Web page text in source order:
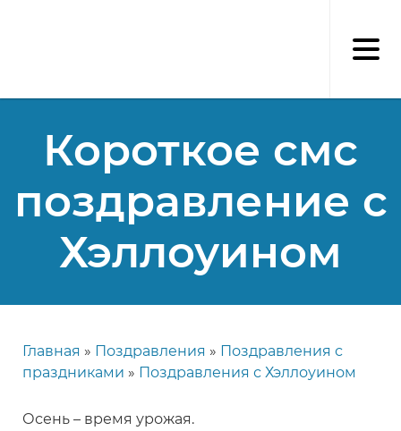
Короткое смс
поздравление с
Хэллоуином
Строка
Главная Поздравления
Поздравления с
праздниками
Поздравления с Хэллоуином
Осень – время урожая.